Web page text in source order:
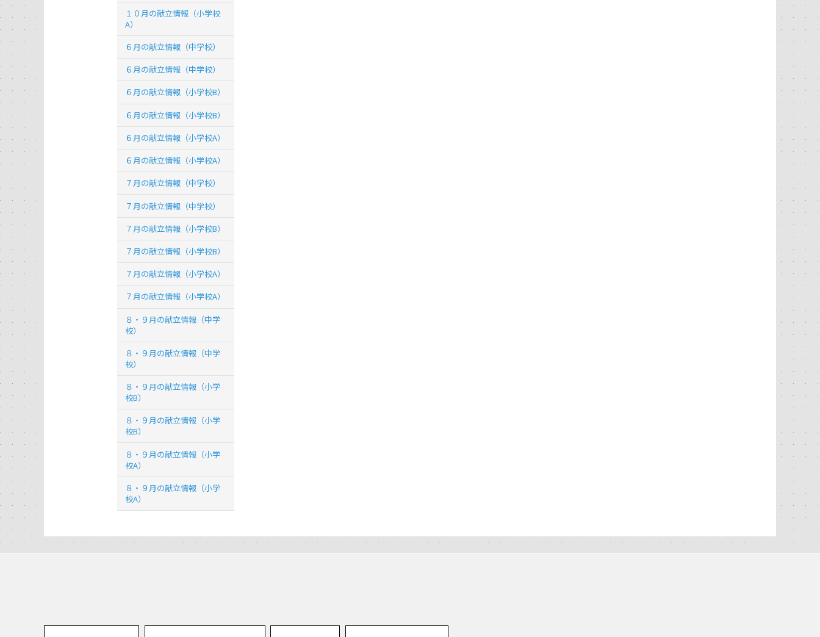
１０月の献立情報（小学校
A）
６月の献立情報（中学校）
６月の献立情報（中学校）
６月の献立情報（小学校B）
６月の献立情報（小学校B）
６月の献立情報（小学校A）
６月の献立情報（小学校A）
７月の献立情報（中学校）
７月の献立情報（中学校）
７月の献立情報（小学校B）
７月の献立情報（小学校B）
７月の献立情報（小学校A）
７月の献立情報（小学校A）
８・９月の献立情報（中学
校）
８・９月の献立情報（中学
校）
８・９月の献立情報（小学
校B）
８・９月の献立情報（小学
校B）
８・９月の献立情報（小学
校A）
８・９月の献立情報（小学
校A）